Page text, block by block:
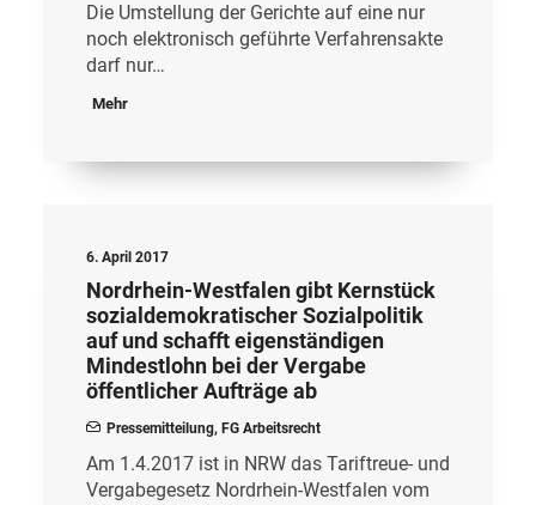
Die Umstellung der Gerichte auf eine nur
noch elektronisch geführte Verfahrensakte
darf nur…
Mehr
6. April 2017
Nordrhein-Westfalen gibt Kernstück
sozialdemokratischer Sozialpolitik
auf und schafft eigenständigen
Mindestlohn bei der Vergabe
öffentlicher Aufträge ab
Pressemitteilung, FG Arbeitsrecht
Am 1.4.2017 ist in NRW das Tariftreue- und
Vergabegesetz Nordrhein-Westfalen vom